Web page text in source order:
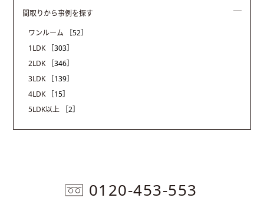
間取りから事例を探す
ワンルーム
［52］
1LDK
［303］
2LDK
［346］
3LDK
［139］
4LDK
［15］
5LDK以上
［2］
0120-453-553